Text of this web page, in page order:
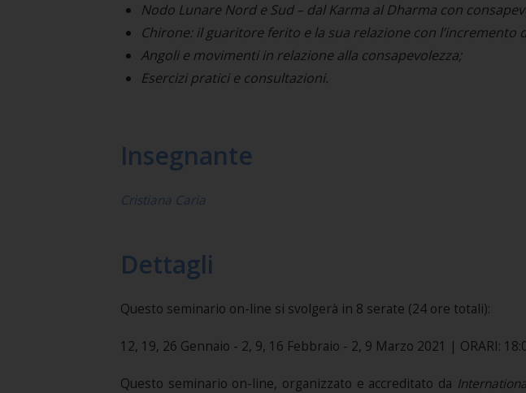
Nodo Lunare Nord e Sud – dal Karma al Dharma con
Chirone: il guaritore ferito e la sua relazione con l’incremento
Angoli e movimenti in relazione alla consapevolezza;
Esercizi pratici e consultazioni.
Insegnante
Cristiana Caria
Dettagli
Questo seminario on-line si svolgerà in 8 serate (24 ore totali):
12, 19, 26 Gennaio - 2, 9, 16 Febbraio - 2, 9 Marzo 2021 | ORARI:
Questo seminario on-line, organizzato e accreditato da